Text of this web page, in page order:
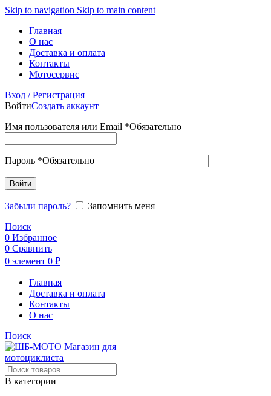
Skip to navigation Skip to main content
Главная
О нас
Доставка и оплата
Контакты
Мотосервис
Вход / Регистрация
ВойтиСоздать аккаунт
Имя пользователя или Email *Обязательно
Пароль *Обязательно
Войти
Забыли пароль?
Запомнить меня
Поиск
0 Избранное
0 Сравнить
0 элемент 0 ₽
Главная
Доставка и оплата
Контакты
О нас
Поиск
В категории